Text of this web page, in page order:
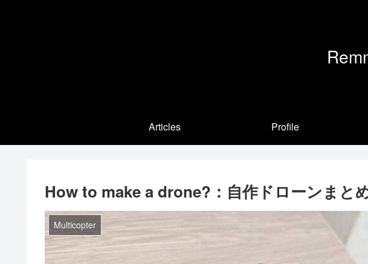
Articles Profile
How to make a drone?：自作ドローンまと
Multicopter